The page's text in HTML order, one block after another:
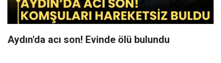
Aydın'da acı son! Evinde ölü bulundu